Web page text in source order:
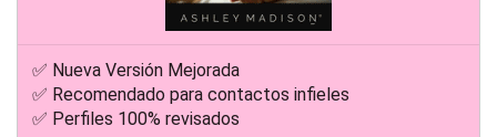
✅ Nueva Versión Mejorada
✅ Recomendado para contactos infieles
✅ Perfiles 100% revisados